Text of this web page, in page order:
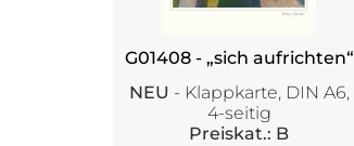
G01408 - „sich aufrichten“
NEU - Klappkarte, DIN A6,
4-seitig
Preiskat.: B